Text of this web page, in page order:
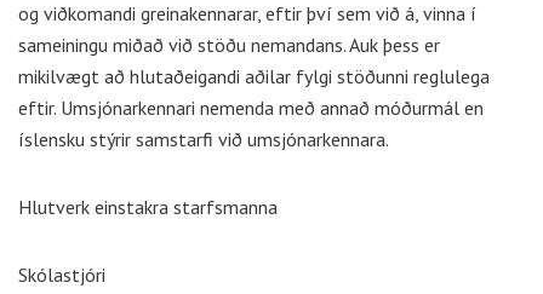
og viðkomandi greinakennarar, eftir því sem við á, vinna í
sameiningu miðað við stöðu nemandans. Auk þess er
mikilvægt að hlutaðeigandi aðilar fylgi stöðunni reglulega
eftir. Umsjónarkennari nemenda með annað móðurmál en
íslensku stýrir samstarfi við umsjónarkennara.
Hlutverk einstakra starfsmanna
Skólastjóri